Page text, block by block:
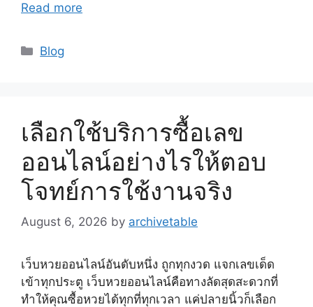
Read more
Blog
เลือกใช้บริการซื้อเลข
ออนไลน์อย่างไรให้ตอบ
โจทย์การใช้งานจริง
August 6, 2026 by archivetable
เว็บหวยออนไลน์อันดับหนึ่ง ถูกทุกงวด แจกเลขเด็ด
เข้าทุกประตู เว็บหวยออนไลน์คือทางลัดสุดสะดวกที่
ทำให้คุณซื้อหวยได้ทุกที่ทุกเวลา แค่ปลายนิ้วก็เลือก